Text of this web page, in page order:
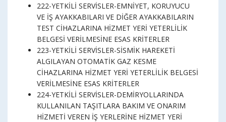
222-YETKİLİ SERVİSLER-EMNİYET, KORUYUCU
VE İŞ AYAKKABILARI VE DİĞER AYAKKABILARIN
TEST CİHAZLARINA HİZMET YERİ YETERLİLİK
BELGESİ VERİLMESİNE ESAS KRİTERLER
223-YETKİLİ SERVİSLER-SİSMİK HAREKETİ
ALGILAYAN OTOMATİK GAZ KESME
CİHAZLARINA HİZMET YERİ YETERLİLİK BELGESİ
VERİLMESİNE ESAS KRİTERLER
224-YETKİLİ SERVİSLER-DEMİRYOLLARINDA
KULLANILAN TAŞITLARA BAKIM VE ONARIM
HİZMETİ VEREN İŞ YERLERİNE HİZMET YERİ